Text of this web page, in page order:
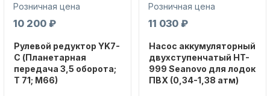
Подобрать запчасти для
лодочных моторов
Розничная цена
10 200 ₽
Рулевой редуктор YK7-
C (Планетарная
передача 3,5 оборота;
T 71; M66)
Розничная цена
11 030 ₽
Насос аккумуляторный
двухступенчатый HT-
999 Seanovo для лодок
ПВХ (0,34-1,38 атм)